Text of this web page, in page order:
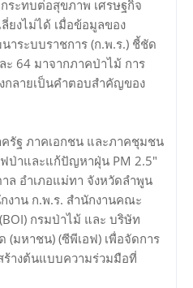
ระทบต่อสุขภาพ เศรษฐกิจ
ยงไม่ได้ เมื่อข้อมูลของ
ระบบราชการ (ก.พ.ร.) ชี้ชัด
ะ 64 มาจากภาคป่าไม้ การ
ลายเป็นคำตอบสำคัญของ
รัฐ ภาคเอกชน และภาคชุมชน
ป่าและแก้ปัญหาฝุ่น PM 2.5"
อำเภอแม่ทา จังหวัดลำพูน
งาน ก.พ.ร. สำนักงานคณะ
กรมป่าไม้ และ บริษัท
มหาชน) (ซีพีเอฟ) เพื่อจัดการ
ร้างต้นแบบความร่วมมือที่